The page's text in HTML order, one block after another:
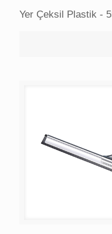
Yer Çeksil Plastik -